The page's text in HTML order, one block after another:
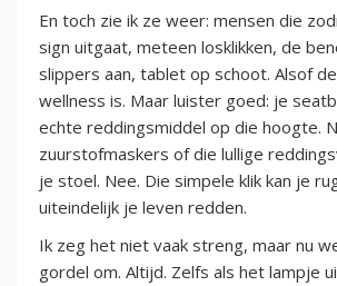
En toch zie ik ze weer: mensen die
sign uitgaat, meteen losklikken, de
slippers aan, tablet op schoot. Alsof
wellness is. Maar luister goed: je
echte reddingsmiddel op die hoogte.
zuurstofmaskers of die lullige
je stoel. Nee. Die simpele klik kan je
uiteindelijk je leven redden.
Ik zeg het niet vaak streng, maar nu
gordel om. Altijd. Zelfs als het lampje